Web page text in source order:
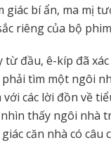
giác bí ẩn, ma mị
riêng của bộ
từ đầu, ê-kíp đã
tìm một ngôi
các lời đồn về
thấy ngôi nhà
căn nhà có